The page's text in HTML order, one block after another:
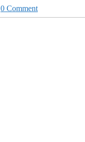
0 Comment